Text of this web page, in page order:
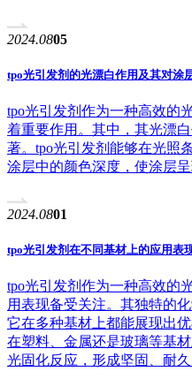
2024.0805
tpo光引发剂的光漂白作用及其对涂
tpo光引发剂作为一种高效的
着重要作用。其中，其光漂
著。tpo光引发剂能够在光照
涂层中的颜色深度，使涂层
2024.0801
tpo光引发剂在不同基材上的应用表
tpo光引发剂作为一种高效的
用表现备受关注。其独特的
它在多种基材上都能展现出
在塑料、金属还是玻璃等基
光固化反应，形成坚固、耐久